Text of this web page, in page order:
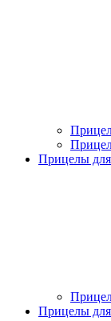
Прицелы
Прицелы